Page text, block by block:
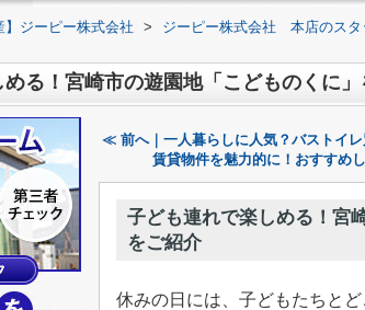
】ジーピー株式会社 > ジーピー株式会社 本店のスタ
る！宮崎市の遊園地「こどものくに
≪ 前へ｜一人暮らしに人気？バストイ
賃貸物件を魅力的に！おすすめ
子ども連れで楽しめる！宮
をご紹介
休みの日には、子どもたちと